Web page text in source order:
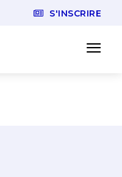
S'INSCRIRE